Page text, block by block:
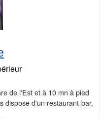
de l'Est et à 10 mn à pied
dispose d'un restaurant-bar,